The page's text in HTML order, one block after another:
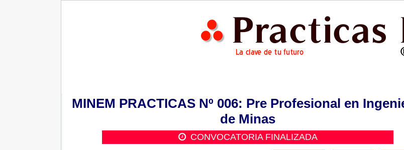
MINEM PRACTICAS Nº 006: Pre Profesional en
de Minas
CONVOCATORIA FINALIZADA